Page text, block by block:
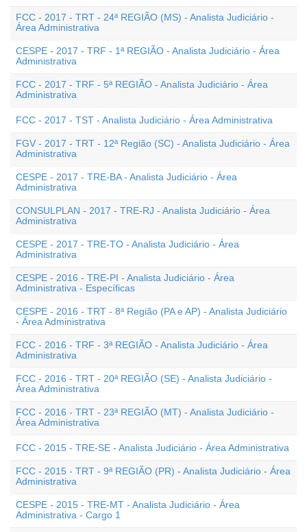
FCC - 2017 - TRT - 24ª REGIÃO (MS) - Analista Judiciário -
Área Administrativa
CESPE - 2017 - TRF - 1ª REGIÃO - Analista Judiciário - Área
Administrativa
FCC - 2017 - TRF - 5ª REGIÃO - Analista Judiciário - Área
Administrativa
FCC - 2017 - TST - Analista Judiciário - Área Administrativa
FGV - 2017 - TRT - 12ª Região (SC) - Analista Judiciário - Área
Administrativa
CESPE - 2017 - TRE-BA - Analista Judiciário - Área
Administrativa
CONSULPLAN - 2017 - TRE-RJ - Analista Judiciário - Área
Administrativa
CESPE - 2017 - TRE-TO - Analista Judiciário - Área
Administrativa
CESPE - 2016 - TRE-PI - Analista Judiciário - Área
Administrativa - Específicas
CESPE - 2016 - TRT - 8ª Região (PA e AP) - Analista Judiciário
- Área Administrativa
FCC - 2016 - TRF - 3ª REGIÃO - Analista Judiciário - Área
Administrativa
FCC - 2016 - TRT - 20ª REGIÃO (SE) - Analista Judiciário -
Área Administrativa
FCC - 2016 - TRT - 23ª REGIÃO (MT) - Analista Judiciário -
Área Administrativa
FCC - 2015 - TRE-SE - Analista Judiciário - Área Administrativa
FCC - 2015 - TRT - 9ª REGIÃO (PR) - Analista Judiciário - Área
Administrativa
CESPE - 2015 - TRE-MT - Analista Judiciário - Área
Administrativa - Cargo 1